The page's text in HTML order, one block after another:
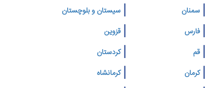
سمنان
سیستان و بلوچستان
فارس
قزوین
قم
کردستان
کرمان
کرمانشاه